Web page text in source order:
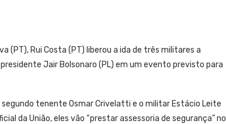
(PT), Rui Costa (PT) liberou a ida de três militares a
Jair Bolsonaro (PL) em um evento previsto para
segundo tenente Osmar Crivelatti e o militar Estácio Leite
da União, eles vão “prestar assessoria de segurança” no